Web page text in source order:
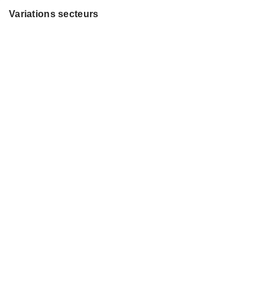
Variations secteurs